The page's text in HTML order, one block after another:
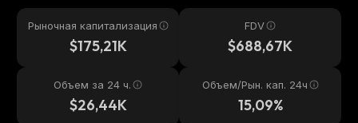
Рыночная капитализация
$175,21K
FDV
$688,67K
Объем за 24 ч.
$26,44K
Объем/Рын. кап. 24ч
15,09%